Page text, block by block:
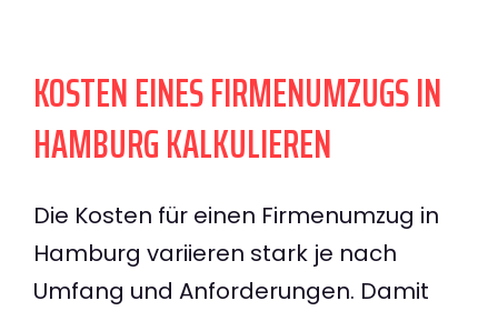
KOSTEN EINES FIRMENUMZUGS IN
HAMBURG KALKULIEREN
Die Kosten für einen Firmenumzug in
Hamburg variieren stark je nach
Umfang und Anforderungen. Damit